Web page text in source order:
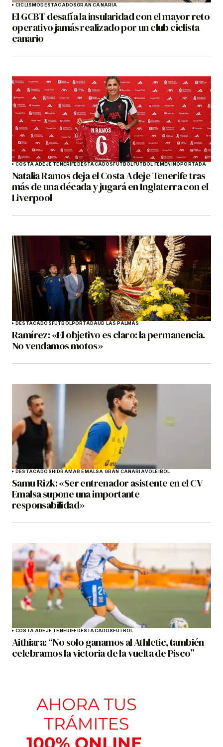
CICLISMODESTACADOSGRAN CANARIA
El GCBT desafía la insularidad con el mayor reto
operativo jamás realizado por un club ciclista
canario
COSTA ADEJE TENERIFEDESTACADOSFÚTBOLFÚTBOL FEMENINOPORTADA
Natalia Ramos deja el Costa Adeje Tenerife tras
más de una década y jugará en Inglaterra con el
Liverpool
DESTACADOSFÚTBOLPORTADAUD LAS PALMAS
Ramírez: «El objetivo es claro: la permanencia.
No vendamos motos»
DESTACADOSHIDRAMAR EMALSA GRAN CANARIAVOLEIBOL
Samu Rizk: «Ser entrenador asistente en el CV
Emalsa supone una importante
responsabilidad»
COSTA ADEJE TENERIFEDESTACADOSFÚTBOL
Aithiara: “No solo ganamos al Athletic, también
celebramos la victoria de la vuelta de Pisco”